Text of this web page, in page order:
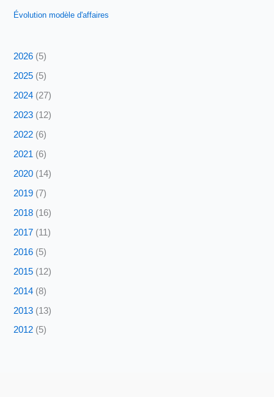
Évolution modèle d'affaires
2026 (5)
2025 (5)
2024 (27)
2023 (12)
2022 (6)
2021 (6)
2020 (14)
2019 (7)
2018 (16)
2017 (11)
2016 (5)
2015 (12)
2014 (8)
2013 (13)
2012 (5)